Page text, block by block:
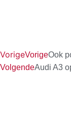
VorigeVorigeOok
VolgendeAudi A3